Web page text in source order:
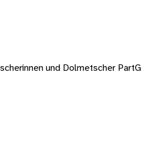
und Dolmetscher PartG